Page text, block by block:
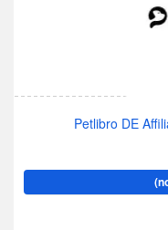
Petlibro DE